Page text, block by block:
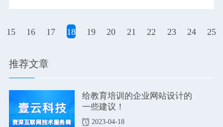
15 16 17 18 19 20 21 22 23 24 25
推荐文章
给教育培训的企业网站设计的
一些建议！
2023-04-18